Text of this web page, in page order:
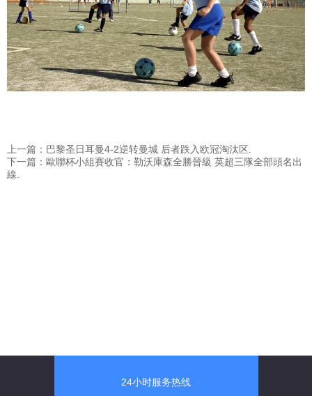
上一篇：巴黎圣日耳曼4-2逆转曼城 后者跌入欧冠淘汰区.
下一篇：歐聯杯小組賽收官：勒沃庫森全勝晉級 英超三隊全部頭名出
線.
24小时服务热线